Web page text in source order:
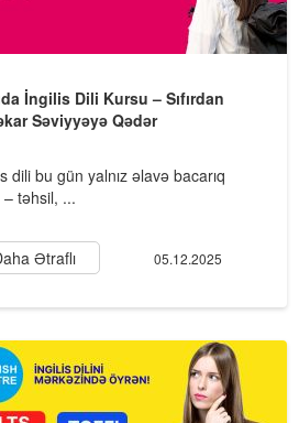
İngilis Dili Kursu – Sıfırdan
Səviyyəyə Qədər
dili bu gün yalnız əlavə bacarıq
– təhsil, ...
Ətraflı 05.12.2025